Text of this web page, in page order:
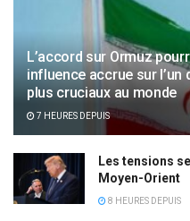
L’accord sur Ormuz
influence accrue sur
plus cruciaux au monde
7 HEURES DEPUIS
Les tensions
Moyen-Orient
8 HEURES DEPUIS